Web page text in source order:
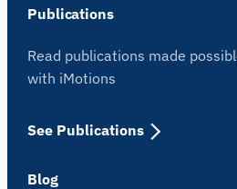
Publications
Read publications made
with iMotions
See Publications
Blog